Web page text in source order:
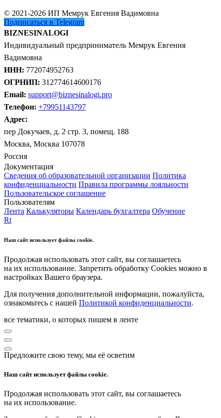
© 2021-2026 ИП Мемрук Евгения Вадимовна
Подписаться в Telegram
BIZNESINALOGI
Индивидуальный предприниматель Мемрук Евгения
Вадимовна
ИНН: 772074952763
ОГРНИП: 312774614600176
Email: support@biznesinalogi.pro
Телефон: +79951143797
Адрес:
пер Докучаев, д. 2 стр. 3, помещ. 188
Москва, Москва 107078
Россия
Документация
Сведения об образовательной организации Политика
конфиденциальности Правила программы лояльности
Пользовательское соглашение
Пользователям
Лента Калькуляторы Календарь бухгалтера Обучение
Rt
Наш сайт использует файлы cookie.
Продолжая использовать этот сайт, вы соглашаетесь
на их использование. Запретить обработку Cookies можно в
настройках Вашего браузера.
Для получения дополнительной информации, пожалуйста,
ознакомьтесь с нашей Политикой конфиденциальности.
все тематики, о которых пишем в ленте
Предложите свою тему, мы её осветим
Наш сайт использует файлы cookie.
Продолжая использовать этот сайт, вы соглашаетесь
на их использование.